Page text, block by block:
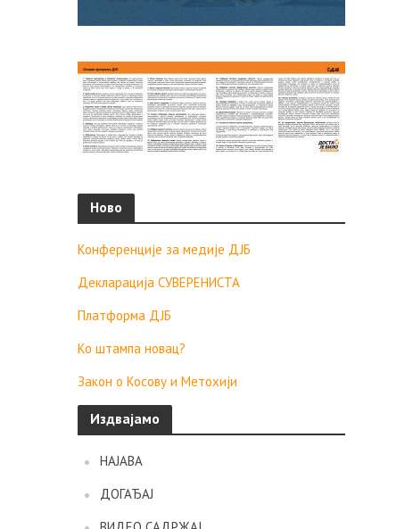
Ново
Конференције за медије ДЈБ
Декларација СУВЕРЕНИСТА
Платформа ДЈБ
Ко штампа новац?
Закон о Косову и Метохији
Издвајамо
НАЈАВА
ДОГАЂАЈ